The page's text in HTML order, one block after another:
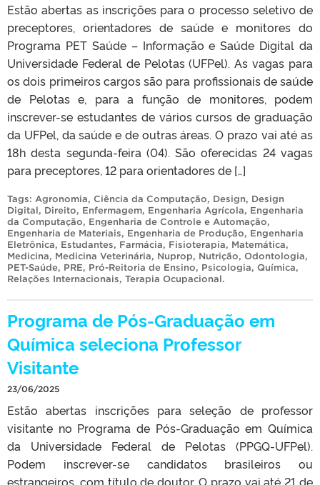
Estão abertas as inscrições para o processo seletivo de
preceptores, orientadores de saúde e monitores do
Programa PET Saúde – Informação e Saúde Digital da
Universidade Federal de Pelotas (UFPel). As vagas para
os dois primeiros cargos são para profissionais de saúde
de Pelotas e, para a função de monitores, podem
inscrever-se estudantes de vários cursos de graduação
da UFPel, da saúde e de outras áreas. O prazo vai até as
18h desta segunda-feira (04). São oferecidas 24 vagas
para preceptores, 12 para orientadores de […]
Tags: Agronomia, Ciência da Computação, Design, Design
Digital, Direito, Enfermagem, Engenharia Agrícola, Engenharia
da Computação, Engenharia de Controle e Automação,
Engenharia de Materiais, Engenharia de Produção, Engenharia
Eletrônica, Estudantes, Farmácia, Fisioterapia, Matemática,
Medicina, Medicina Veterinária, Nuprop, Nutrição, Odontologia,
PET-Saúde, PRE, Pró-Reitoria de Ensino, Psicologia, Química,
Relações Internacionais, Terapia Ocupacional.
Programa de Pós-Graduação em
Química seleciona Professor
Visitante
23/06/2025
Estão abertas inscrições para seleção de professor
visitante no Programa de Pós-Graduação em Química
da Universidade Federal de Pelotas (PPGQ-UFPel).
Podem inscrever-se candidatos brasileiros ou
estrangeiros, com título de doutor. O prazo vai até 21 de